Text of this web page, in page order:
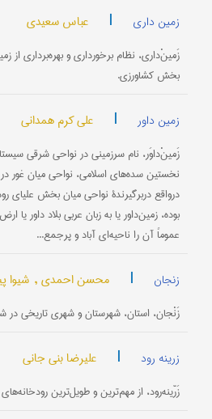
زمین داری | عباس سعیدی
زَمینْ‌داری، نظام برخورداری و بهره‌برداری از
بخش کشاورزی.
زمین داور | علی کرم همدانی
زَمینْ‌داوَر، نام سرزمینی در نواحی شرقی
نخستین سده‌های اسلامی، نواحی میان غور
درواقع دربرگیرندۀ نواحی میان بخش علیای
بوده، زمین‌داور یا به زبان عربی بلاد داور
عموماً آن را ناحیه‌ای آباد و پرجمع...
زنجان | محسن احمدی , شیوا
زَنْجان، استان، شهرستان و شهری تاریخی در
زرینه رود | علیرضا بنی جانی
زَرّینه‌رود، از مهم‌ترین و طویل‌ترین